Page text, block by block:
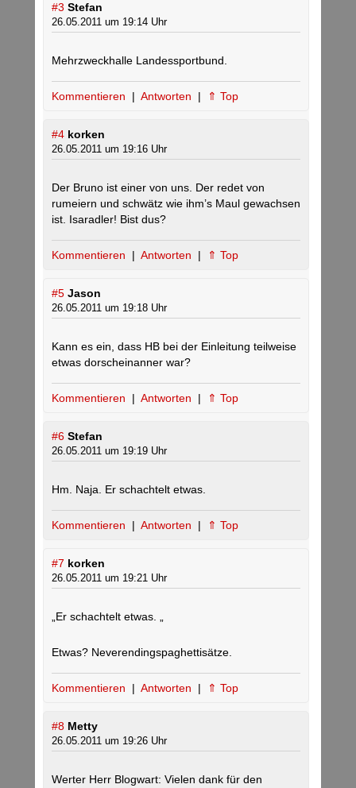
#3 Stefan
26.05.2011 um 19:14 Uhr
Mehrzweckhalle Landessportbund.
Kommentieren | Antworten | ⇑ Top
#4 korken
26.05.2011 um 19:16 Uhr
Der Bruno ist einer von uns. Der redet von
rumeiern und schwätz wie ihm’s Maul gewachsen
ist. Isaradler! Bist dus?
Kommentieren | Antworten | ⇑ Top
#5 Jason
26.05.2011 um 19:18 Uhr
Kann es ein, dass HB bei der Einleitung teilweise
etwas dorscheinanner war?
Kommentieren | Antworten | ⇑ Top
#6 Stefan
26.05.2011 um 19:19 Uhr
Hm. Naja. Er schachtelt etwas.
Kommentieren | Antworten | ⇑ Top
#7 korken
26.05.2011 um 19:21 Uhr
„Er schachtelt etwas. „
Etwas? Neverendingspaghettisätze.
Kommentieren | Antworten | ⇑ Top
#8 Metty
26.05.2011 um 19:26 Uhr
Werter Herr Blogwart: Vielen dank für den